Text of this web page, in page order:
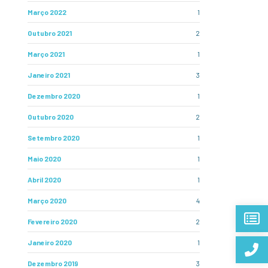
Março 2022 1
Outubro 2021 2
Março 2021 1
Janeiro 2021 3
Dezembro 2020 1
Outubro 2020 2
Setembro 2020 1
Maio 2020 1
Abril 2020 1
Março 2020 4
Fevereiro 2020 2
Janeiro 2020 1
Dezembro 2019 3